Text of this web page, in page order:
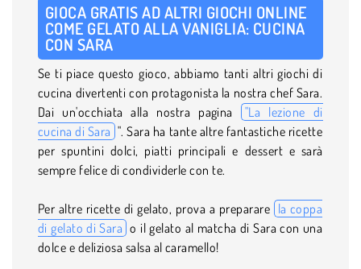
GIOCA GRATIS AD ALTRI GIOCHI ONLINE
COME GELATO ALLA VANIGLIA: CUCINA
CON SARA
Se ti piace questo gioco, abbiamo tanti altri giochi di
cucina divertenti con protagonista la nostra chef Sara.
Dai un'occhiata alla nostra pagina
"La lezione di
cucina di Sara ". Sara ha tante altre fantastiche ricette
per spuntini dolci, piatti principali e dessert e sarà
sempre felice di condividerle con te.
Per altre ricette di gelato, prova a preparare la coppa
di gelato di Sara o il gelato al matcha di Sara con una
dolce e deliziosa salsa al caramello!